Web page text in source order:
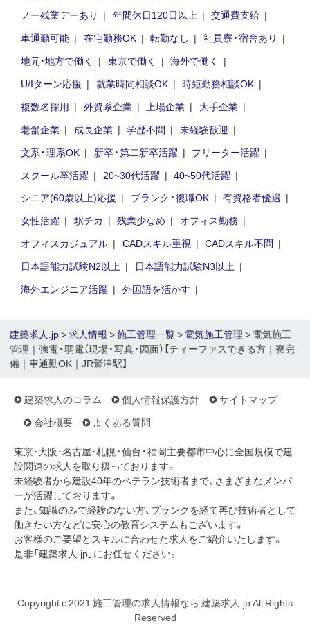
ノー残業デーあり
年間休日120日以上
交通費支給
車通勤可能
在宅勤務OK 転勤なし
社員寮・宿舍あり
地元･地方で働く
東京で働く
海外で働く
U/Iターン応援
就業時間相談OK
時短勤務相談OK
複数名採用
外資系企業 上場企業
大手企業
老舗企業
成長企業 学歴不問
未経験歓迎
文系・理系OK
新卒・第二新卒活躍
フリーター活躍
スクール卒活躍
20~30代活躍
40~50代活躍
シニア(60歳以上)応援
ブランク・復職OK
有資格者優遇
女性活躍
駅チカ 残業少なめ
オフィス勤務
オフィスカジュアル
CADスキル重視
CADスキル不問
日本語能力試験N2以上
日本語能力試験N3以上
海外エンジニア活躍
外国語を活かす
建築求人.jp>求人情報 >施工管理一覧> 電気施工管理 > 電気施工
管理｜強電・弱電（現場・写真・図面）【ティーファスできる方｜寮完
備｜車通勤OK｜JR鷲津駅】
建築求人のコラム 個人情報保護方針
サイトマップ
会社概要
よくある質問
東京･大阪･名古屋･札幌・仙台・福岡主要都市中心に全国規模で建
設関連の求人を取り扱っております。
未経験者から建設40年のベテラン技術者まで、さまざまなメンバ
ーが活躍しております。
また、知識のみで経験のない方、ブランクを経て再び技術者として
働きたい方などに安心の教育システムもございます。
お客様のご要望とスキルに合わせた求人をご紹介いたします。
是非「建築求人.jp」にお任せください。
Copyright c 2021 施工管理の求人情報なら 建築求人.jp All Rights
Reserved